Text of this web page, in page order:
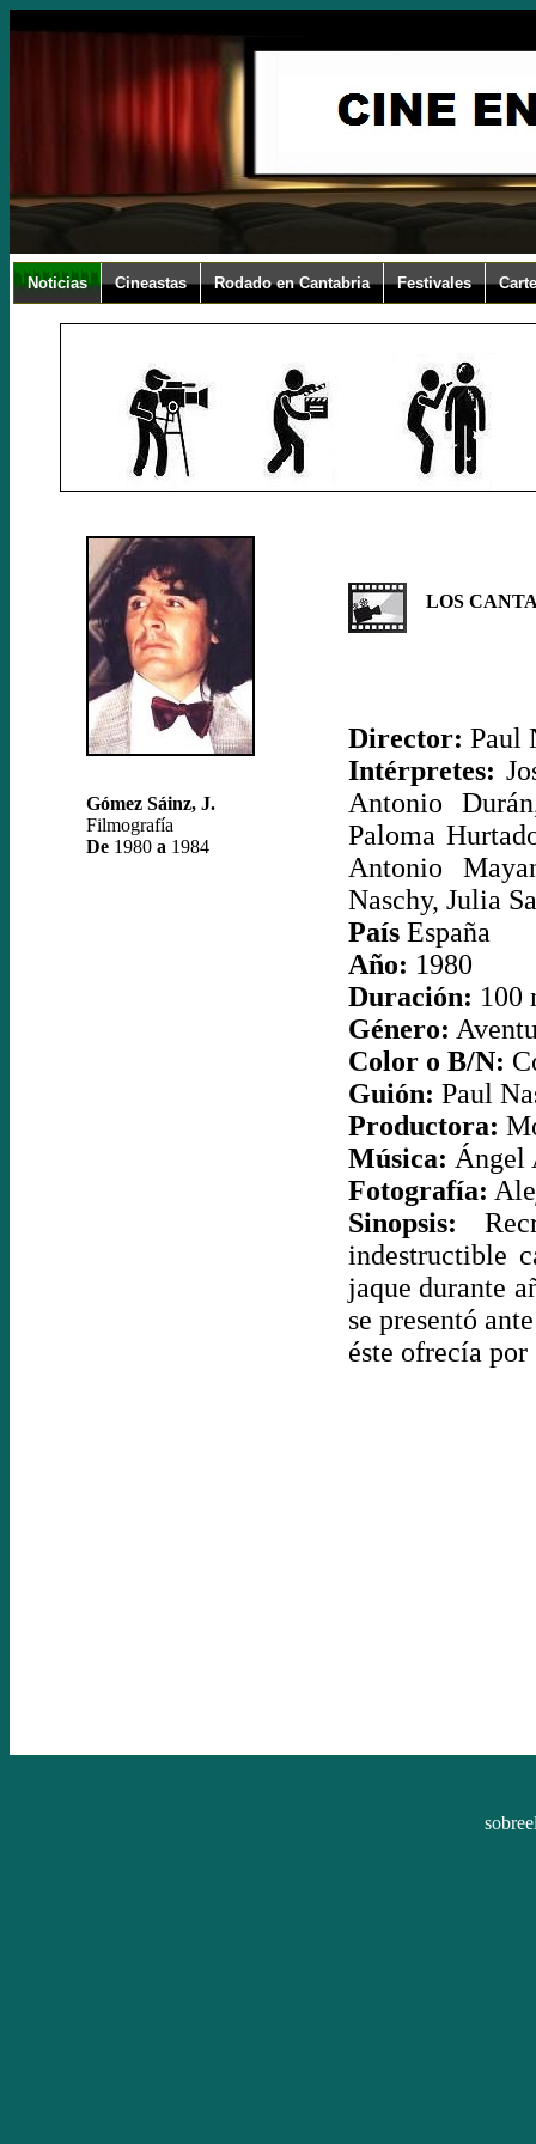
Noticias Cineastas Rodado en Cantabria Festivales
Gómez Sáinz, J.
Filmografía
De1980 a 1984
LOS
Director: Paul
Intérpretes:
Antonio
Paloma
Antonio
Naschy, Julia
PaísEspaña
Año: 1980
Duración: 100
Género:
Color o B/N:
Guión: Paul
Productora:
Música: Ángel
Fotografía:
Sinopsis:
indestructible
jaque durante
se presentó
éste ofrecía por